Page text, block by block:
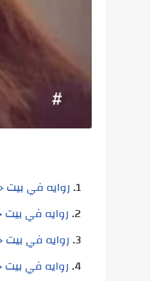
روايه في بيت
روايه في بيت
روايه في بيت
روايه في بيت